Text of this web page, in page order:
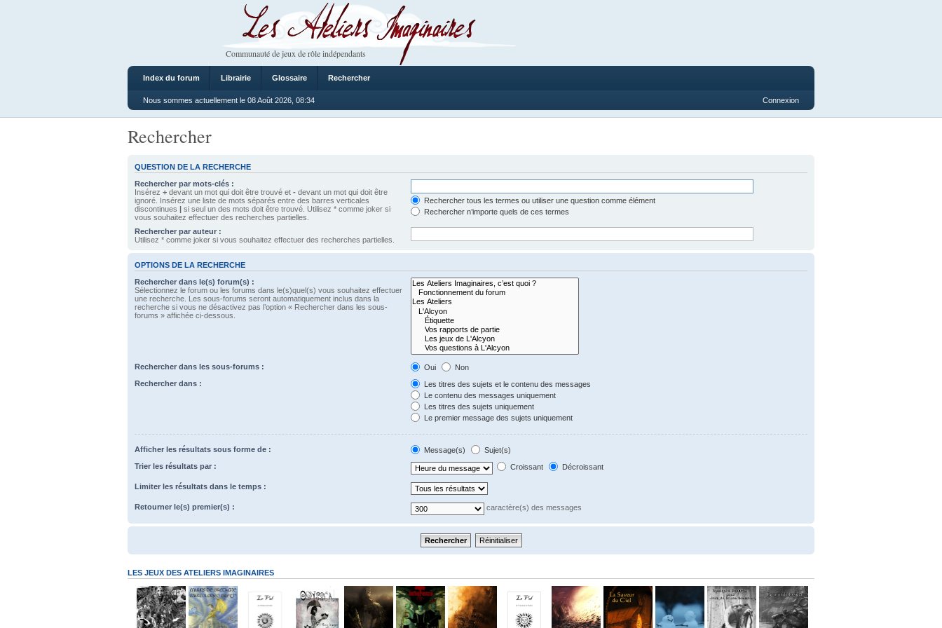
Les Ateliers Imaginaires
Communauté de jeux de rôle indépendants
Index du forum Librairie Glossaire Rechercher
Nous sommes actuellement le 08 Août 2026, 08:34 Connexion
Rechercher
QUESTION DE LA RECHERCHE
Rechercher par mots-clés :
Insérez + devant un mot qui doit être trouvé et - devant un mot qui doit être
ignoré. Insérez une liste de mots séparés entre des barres verticales
discontinues | si seul un des mots doit être trouvé. Utilisez * comme joker si
vous souhaitez effectuer des recherches partielles.
Rechercher tous les termes ou utiliser une question comme élément
Rechercher n’importe quels de ces termes
Rechercher par auteur :
Utilisez * comme joker si vous souhaitez effectuer des recherches partielles.
OPTIONS DE LA RECHERCHE
Rechercher dans le(s) forum(s) :
Sélectionnez le forum ou les forums dans le(s)quel(s) vous souhaitez effectuer
une recherche. Les sous-forums seront automatiquement inclus dans la
recherche si vous ne désactivez pas l’option « Rechercher dans les sous-
forums » affichée ci-dessous.
Rechercher dans les sous-forums : Oui
Non
Rechercher dans :
Les titres des sujets et le contenu des messages
Le contenu des messages uniquement
Les titres des sujets uniquement
Le premier message des sujets uniquement
Afficher les résultats sous forme de : Message(s)
Sujet(s)
Trier les résultats par :
Croissant Décroissant
Limiter les résultats dans le temps :
Retourner le(s) premier(s) : caractère(s) des messages
LES JEUX DES ATELIERS IMAGINAIRES